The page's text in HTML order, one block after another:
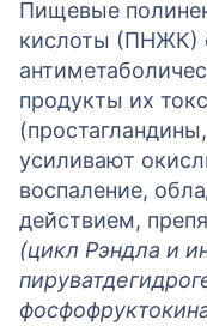
Пищевые
кислоты (ПНЖК)
продукты их
усиливают
воспаление,
действием,
(цикл Рэндла и